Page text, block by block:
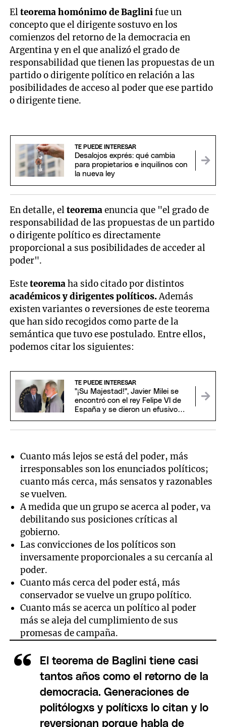
Elteorema homónimo de Baglinifue un
concepto que el dirigente sostuvo en los
comienzos del retorno de la democracia en
Argentina y en el que analizó el grado de
responsabilidad que tienen las propuestas de un
partido o dirigente político en relación a las
posibilidades de acceso al poder que ese partido
o dirigente tiene.
TE PUEDE INTERESAR
Desalojos exprés: qué cambia
para propietarios e inquilinos con
la nueva ley
En detalle, elteoremaenuncia que "el grado de
responsabilidad de las propuestas de un partido
o dirigente político es directamente
proporcional a sus posibilidades de acceder al
poder".
Esteteoremaha sido citado por distintos
académicos y dirigentes políticos.Además
existen variantes o reversiones de este teorema
que han sido recogidos como parte de la
semántica que tuvo ese postulado. Entre ellos,
podemos citar los siguientes:
TE PUEDE INTERESAR
"¡Su Majestad!", Javier Milei se
encontró con el rey Felipe VI de
España y se dieron un efusivo
Cuanto más lejos se está del poder, más
irresponsables son los enunciados políticos;
cuanto más cerca, más sensatos y razonables
se vuelven.
A medida que un grupo se acerca al poder, va
debilitando sus posiciones críticas al
gobierno.
Las convicciones de los políticos son
inversamente proporcionales a su cercanía al
poder.
Cuanto más cerca del poder está, más
conservador se vuelve un grupo político.
Cuanto más se acerca un político al poder
más se aleja del cumplimiento de sus
promesas de campaña.
El teorema de Baglini tiene casi
tantos años como el retorno de la
democracia. Generaciones de
politólogxs y políticxs lo citan y lo
reversionan porque habla de